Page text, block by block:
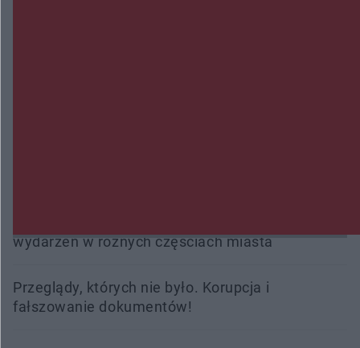
wydarzeń w różnych częściach miasta
Przeglądy, których nie było. Korupcja i
fałszowanie dokumentów!